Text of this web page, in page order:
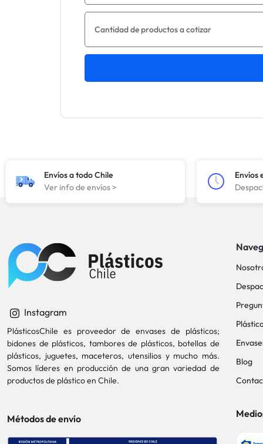
Envíos a todo Chile
Ver info de envíos >
Envíos
Instagram
PlásticosChile es proveedor de envases de plásticos;
bidones de plásticos, tambores de plásticos, botellas de
plásticos, juguetes, maceteros, utensilios y mucho más.
Somos líderes en producción de una gran variedad de
productos de plástico en Chile.
Métodos de envío
Blog